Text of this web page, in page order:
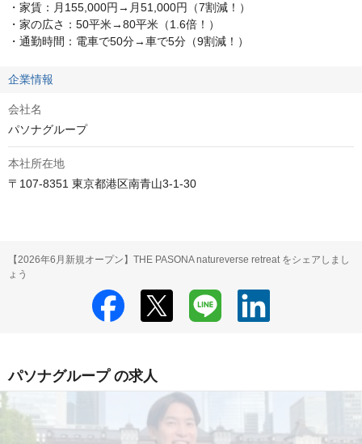
・家賃：月155,000円→月51,000円（7割減！）
・家の広さ：50平米→80平米（1.6倍！）
・通勤時間：電車で50分→車で5分（9割減！）
企業情報
会社名
パソナグループ
本社所在地
〒107-8351 東京都港区南青山3-1-30
【2026年6月新規オープン】THE PASONA natureverse retreat をシェアしまし
ょう
パソナグループ の求人